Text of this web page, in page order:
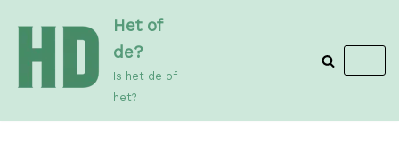
de
inhoud
Het of
de?
Is het de of
het?